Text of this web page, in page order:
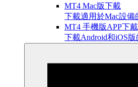
MT4 Mac版下載
下載適用於Mac設備
MT4 手機版APP下戴
下載Android和iOS